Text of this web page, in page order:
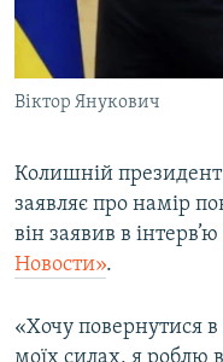
ВІДЕОУРОКИ «ELIFBE»
СВІДЧЕННЯ ОКУПАЦІЇ
УКРАЇНСЬКА ПРОБЛЕМА
Русский
Qırımtatar
Усі сайти RFE/RL
Віктор Янукович
Колишній
заявляє про намір
він заявив в
Новости».
«Хочу повернутися в